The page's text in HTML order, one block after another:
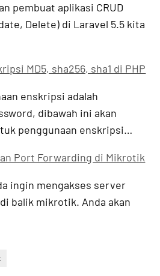
pembuat aplikasi CRUD
Delete) di Laravel 5.5 kita
MD5, sha256, sha1 di PHP
enskripsi adalah
dibawah ini akan
penggunaan enskripsi…
Port Forwarding di Mikrotik
ingin mengakses server
balik mikrotik. Anda akan